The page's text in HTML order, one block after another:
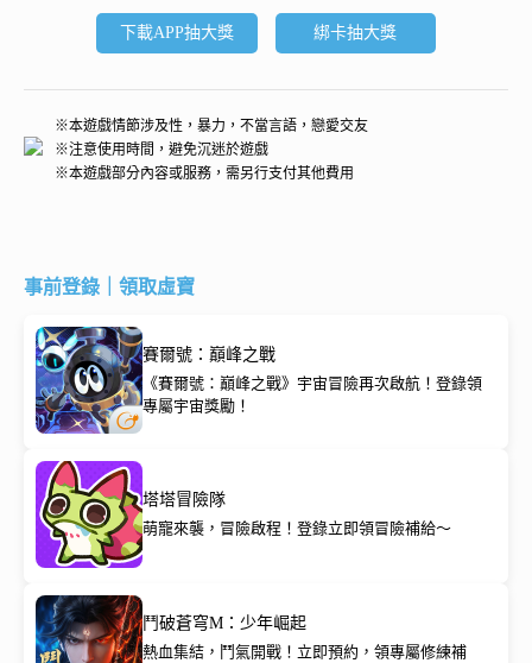
下載APP抽大獎 綁卡抽大獎
※本遊戲情節涉及性，暴力，不當言語，戀愛交友
※注意使用時間，避免沉迷於遊戲
※本遊戲部分內容或服務，需另行支付其他費用
事前登錄｜領取虛寶
賽爾號：巔峰之戰
《賽爾號：巔峰之戰》宇宙冒險再次啟航！登錄領
專屬宇宙獎勵！
塔塔冒險隊
萌寵來襲，冒險啟程！登錄立即領冒險補給～
鬥破蒼穹M：少年崛起
熱血集結，鬥氣開戰！立即預約，領專屬修練補